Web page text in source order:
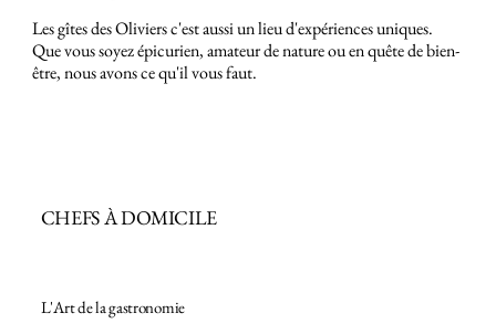
Les gîtes des Oliviers c'est aussi un lieu d'expériences uniques.
Que vous soyez épicurien, amateur de nature ou en quête de bien-
être, nous avons ce qu'il vous faut.
CHEFS À DOMICILE
L'Art de la gastronomie